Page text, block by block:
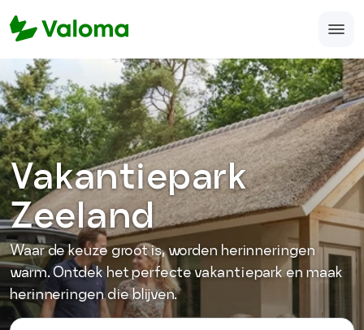
Home
Veelgestelde vragen
Over ons
Accomodatie aanmelden
support@valoma.com
050-123-987-12
Vakantiepark
Zeeland
Waar de keuze groot is, worden herinneringen
warm. Ontdek het perfecte vakantiepark en maak
herinneringen die blijven.